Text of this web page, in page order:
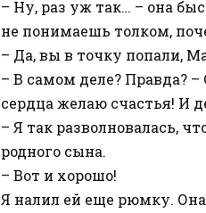
– Ну, раз уж так… – она
не понимаешь толком,
– Да, вы в точку попали,
– В самом деле? Правда?
сердца желаю счастья! И
– Я так разволновалась,
родного сына.
– Вот и хорошо!
Я налил ей еще рюмку.